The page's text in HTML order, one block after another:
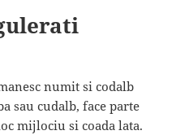
numit si codalb
sau cudalb, face parte
mijlociu si coada lata.